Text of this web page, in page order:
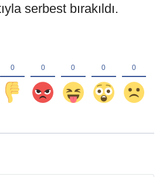
serbest bırakıldı.